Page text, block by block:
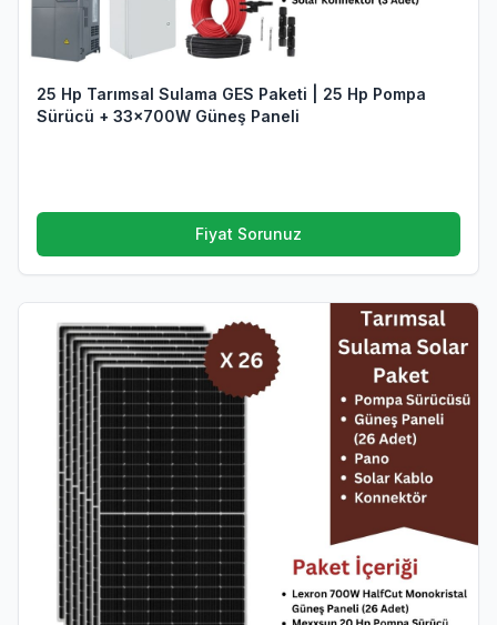
25 Hp Tarımsal Sulama GES Paketi | 25 Hp Pompa
Sürücü + 33x700W Güneş Paneli
Fiyat Sorunuz